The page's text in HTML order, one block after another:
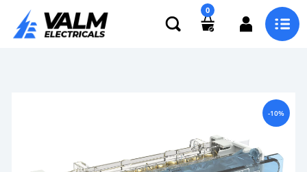
0
-10%